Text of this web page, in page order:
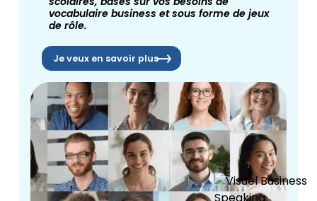
vocabulaire business et sous forme de jeux
de rôle.
Je veux en savoir plus